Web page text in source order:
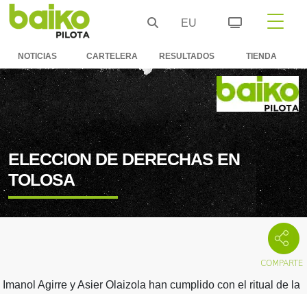
EU
NOTICIAS CARTELERA RESULTADOS TIENDA
ELECCION DE DERECHAS EN
TOLOSA
Imanol Agirre y Asier Olaizola han cumplido con el ritual de la